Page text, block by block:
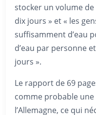
stocker un volume
dix jours » et « les
suffisamment d’eau
d’eau par personne
jours ».
Le rapport de 69
comme probable
l’Allemagne, ce qui